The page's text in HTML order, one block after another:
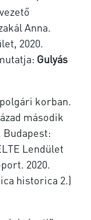
Anna.
2020.
Gulyás
korban.
második
Budapest:
Lendület
2020.
historica 2.)